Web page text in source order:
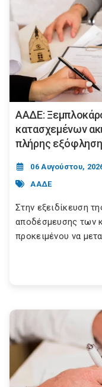
ΑΑΔΕ:
κατασχεμένων
πλήρης
06 Αυγούστου,
ΑΑΔΕ
Στην εξειδίκευση
αποδέσμευσης των
προκειμένου να